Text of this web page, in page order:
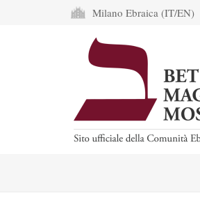
Milano Ebraica (IT/EN)